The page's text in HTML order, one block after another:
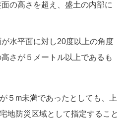
の高さを超え、盛土の内部に
水平面に対し20度以上の角度
さが５メートル以上であるも
５m未満であったとしても、上
地防災区域として指定すること